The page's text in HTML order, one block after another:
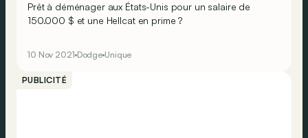
Prêt à déménager aux États-Unis pour un salaire de
150.000 $ et une Hellcat en prime ?
10 Nov 2021 Dodge Unique
PUBLICITÉ